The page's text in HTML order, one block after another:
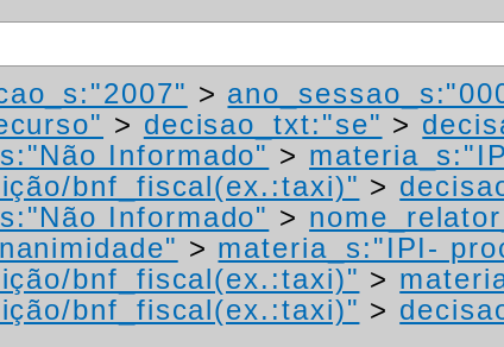
>
> decisao_txt:"se" >
Informado" >
bnf_fiscal(ex.:taxi)" >
Informado" >
> materia_s:"IPI-
bnf_fiscal(ex.:taxi)" >
bnf_fiscal(ex.:taxi)" >